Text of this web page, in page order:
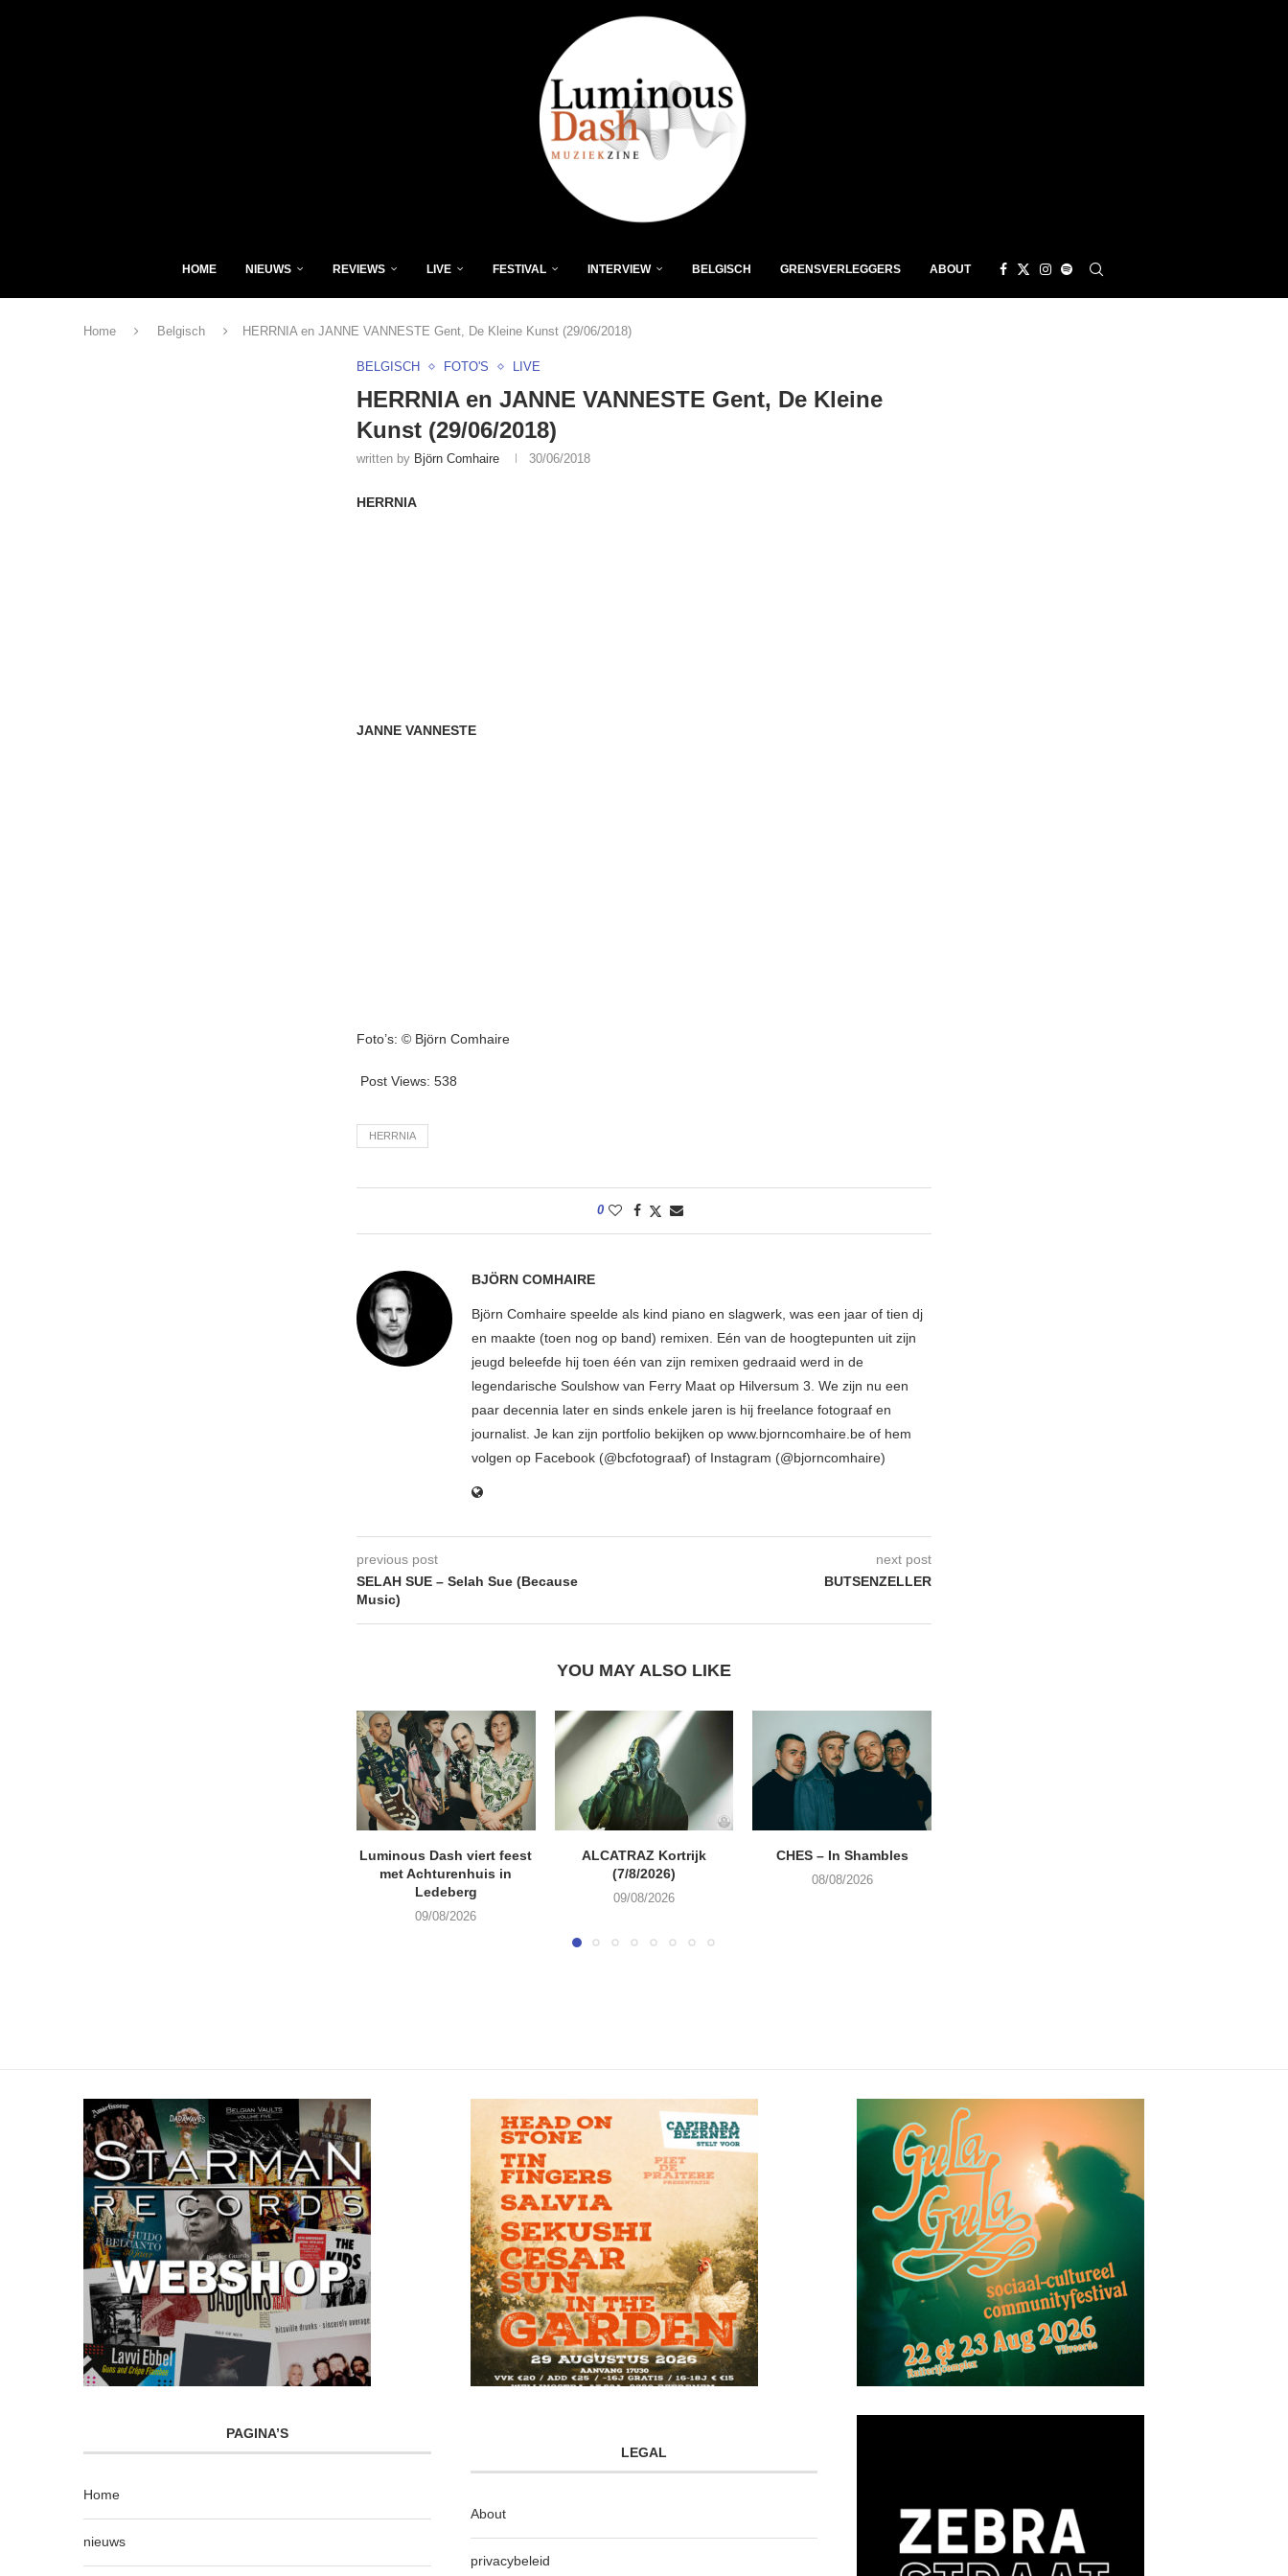
HOME NIEUWS REVIEWS LIVE FESTIVAL INTERVIEW BELGISCH GRENSVERLEGGERS ABOUT
Home Belgisch HERRNIA en JANNE VANNESTE Gent, De Kleine Kunst (29/06/2018)
BELGISCH FOTO'S LIVE
HERRNIA en JANNE VANNESTE Gent, De Kleine
Kunst (29/06/2018)
written by Björn Comhaire 30/06/2018
HERRNIA
JANNE VANNESTE
Foto’s: © Björn Comhaire
Post Views: 538
HERRNIA
0
BJÖRN COMHAIRE
Björn Comhaire speelde als kind piano en slagwerk, was een jaar of tien dj
en maakte (toen nog op band) remixen. Eén van de hoogtepunten uit zijn
jeugd beleefde hij toen één van zijn remixen gedraaid werd in de
legendarische Soulshow van Ferry Maat op Hilversum 3. We zijn nu een
paar decennia later en sinds enkele jaren is hij freelance fotograaf en
journalist. Je kan zijn portfolio bekijken op www.bjorncomhaire.be of hem
volgen op Facebook (@bcfotograaf) of Instagram (@bjorncomhaire)
previous post
SELAH SUE – Selah Sue (Because
Music)
next post
BUTSENZELLER
YOU MAY ALSO LIKE
Luminous Dash viert feest
met Achturenhuis in
Ledeberg
09/08/2026
ALCATRAZ Kortrijk
(7/8/2026)
09/08/2026
CHES – In Shambles
08/08/2026
PAGINA’S
Home
nieuws
LEGAL
About
privacybeleid